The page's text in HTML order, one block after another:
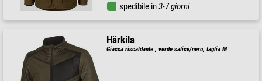
spedibile in3-7 giorni
Härkila
Giacca riscaldante , verde salice/nero, taglia M